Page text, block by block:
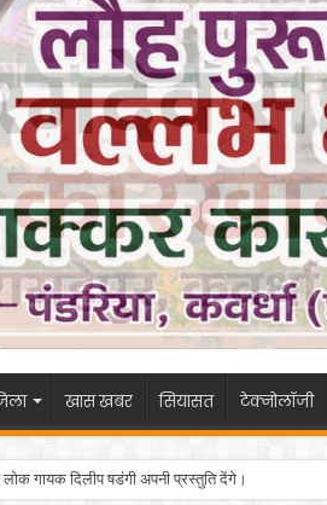
खास खबर सियासत टेक्नोलॉजी
गायक दिलीप षडंगी अपनी प्रस्तुति देंगे।